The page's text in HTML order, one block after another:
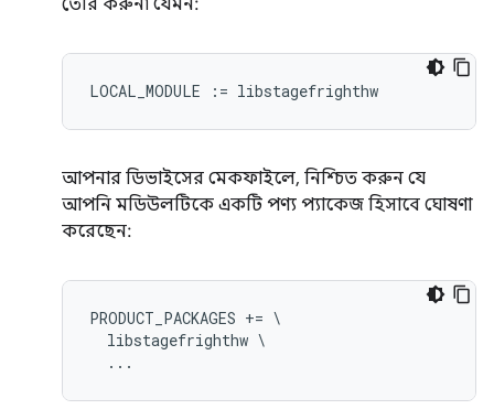
আপনার ডিভাইসের মেকফাইলে, নিশ্চিত করুন যে
আপনি মডিউলটিকে একটি পণ্য প্যাকেজ হিসাবে ঘোষণা
করেছেন:
PRODUCT_PACKAGES += \
  libstagefrighthw \